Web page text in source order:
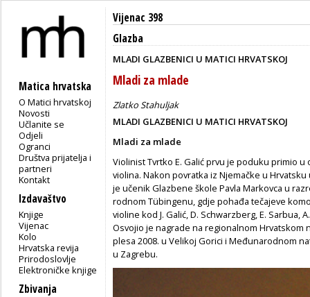
Matica hrvatska
O Matici hrvatskoj
Novosti
Učlanite se
Odjeli
Ogranci
Društva prijatelja i
partneri
Kontakt
Izdavaštvo
Knjige
Vijenac
Kolo
Hrvatska revija
Prirodoslovlje
Elektroničke knjige
Zbivanja
Vijenac 398
Glazba
MLADI GLAZBENICI U MATICI HRVATSKOJ
Mladi za mlade
Zlatko Stahuljak
MLADI GLAZBENICI U MATICI HRVATSKOJ
Mladi za mlade
Violinist Tvrtko E. Galić prvu je poduku primio
violina. Nakon povratka iz Njemačke u
je učenik Glazbene škole Pavla Markovca u
rodnom Tübingenu, gdje pohađa tečajeve
violine kod J. Galić, D. Schwarzberg, E. Sarbua,
Osvojio je nagrade na regionalnom Hrvatskom
plesa 2008. u Velikoj Gorici i Međunarodnom
u Zagrebu.